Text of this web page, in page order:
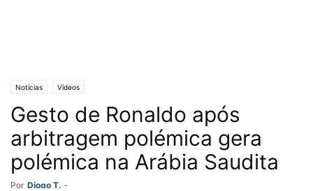
Notícias Vídeos
Gesto de Ronaldo após
arbitragem polémica gera
polémica na Arábia Saudita
Por Diogo T. -